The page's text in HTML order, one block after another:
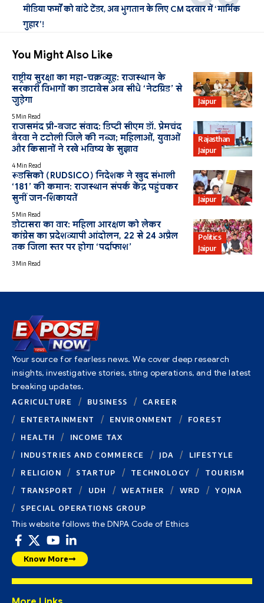
मीडिया फर्मों को बांटे टेंडर, अब भुगतान के लिए CM दरबार में ‘मार्मिक
गुहार’!
You Might Also Like
Jaipur
राष्ट्रीय सुरक्षा का महा-चक्रव्यूह: राजस्थान के
सरकारी विभागों का डाटाबेस अब सीधे ‘नेटग्रिड’ से
जुड़ेगा
5 Min Read
Rajasthan
Jaipur
राजसमंद प्री-बजट संवाद: डिप्टी सीएम डॉ. प्रेमचंद
बैरवा ने टटोली जिले की नब्ज; महिलाओं, युवाओं
और किसानों ने रखे भविष्य के सुझाव
4 Min Read
Jaipur
रूडसिको (RUDSICO) निदेशक ने खुद संभाली
‘181’ की कमान: राजस्थान संपर्क केंद्र पहुंचकर
सुनीं जन-शिकायतें
5 Min Read
Politics
Jaipur
डोटासरा का वार: महिला आरक्षण को लेकर
कांग्रेस का प्रदेशव्यापी आंदोलन, 22 से 24 अप्रैल
तक जिला स्तर पर होगा ‘पर्दाफाश’
3 Min Read
Your source for fearless news. We cover deep research
insights, investigative stories, sting operations, and the latest
breaking updates.
AGRICULTURE BUSINESS
CAREER
ENTERTAINMENT
ENVIRONMENT
FOREST
HEALTH
INCOME TAX
INDUSTRIES AND COMMERCE
JDA
LIFESTYLE
RELIGION
STARTUP TECHNOLOGY
TOURISM
TRANSPORT
UDH WEATHER WRD
YOJNA
SPECIAL OPERATIONS GROUP
This website follows the DNPA Code of Ethics
Know More